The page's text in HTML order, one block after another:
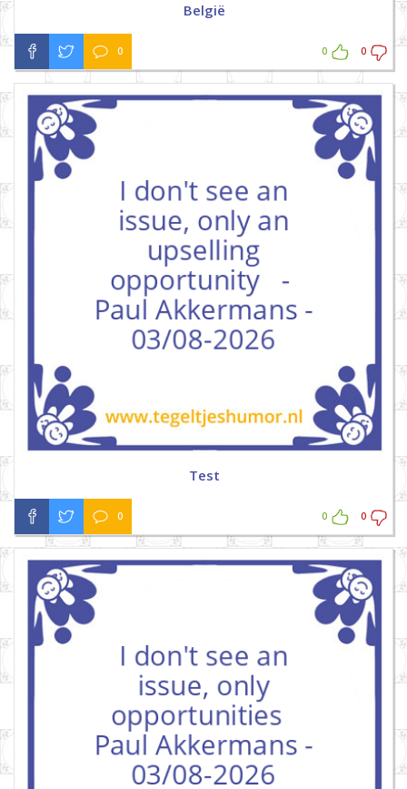
België
0 0 0
Test
0 0 0